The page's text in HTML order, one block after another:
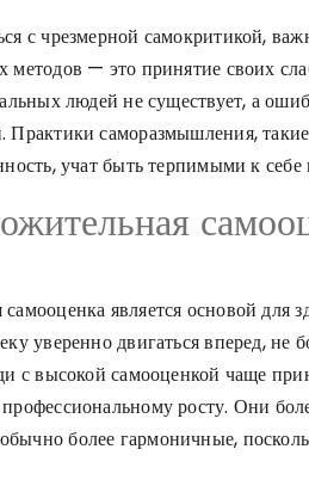
с чрезмерной самокритикой,
методов — это принятие своих
людей не существует, а
Практики саморазмышления,
учат быть терпимыми к
является основой для
уверенно двигаться вперед, не
с высокой самооценкой чаще
росту. Они
более гармоничные,